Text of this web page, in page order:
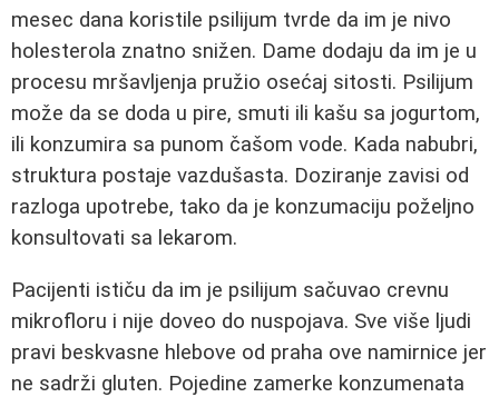
mesec dana koristile psilijum tvrde da im je nivo
holesterola znatno snižen. Dame dodaju da im je u
procesu mršavljenja pružio osećaj sitosti. Psilijum
može da se doda u pire, smuti ili kašu sa jogurtom,
ili konzumira sa punom čašom vode. Kada nabubri,
struktura postaje vazdušasta. Doziranje zavisi od
razloga upotrebe, tako da je konzumaciju poželjno
konsultovati sa lekarom.
Pacijenti ističu da im je psilijum sačuvao crevnu
mikrofloru i nije doveo do nuspojava. Sve više ljudi
pravi beskvasne hlebove od praha ove namirnice jer
ne sadrži gluten. Pojedine zamerke konzumenata